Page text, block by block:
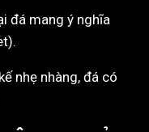
đá mang ý nghĩa
nhẹ nhàng, đá có